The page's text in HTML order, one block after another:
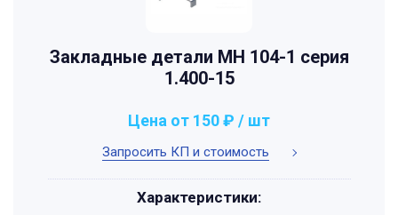
Закладные детали МН 104-1 серия
1.400-15
Запросить КП и стоимость
Цена от 150 ₽ / шт
Характеристики: